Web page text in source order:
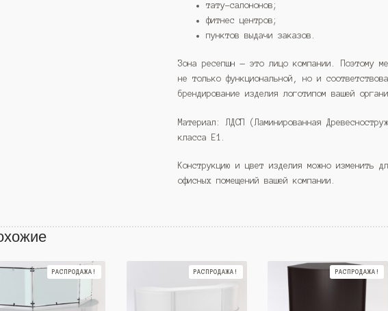
тату-салононов;
фитнес центров;
пунктов выдачи заказов.
Зона ресепшн — это лицо компании. Поэтому
не только функциональной, но и
брендирование изделия логотипом вашей
Материал: ЛДСП (Ламинированная
класса Е1.
Конструкцию и цвет изделия можно изменить
офисных помещений вашей компании.
РАСПРОДАЖА! РАСПРОДАЖА! РАСПРОДАЖА!